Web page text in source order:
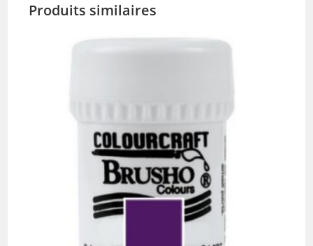
Produits similaires